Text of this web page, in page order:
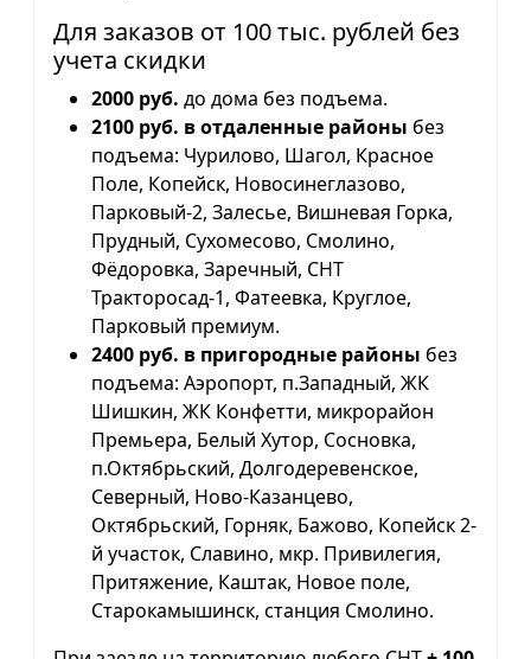
Для заказов от 100 тыс. рублей без
учета скидки
2000 руб. до дома без подъема.
2100 руб. в отдаленные районы без
подъема: Чурилово, Шагол, Красное
Поле, Копейск, Новосинеглазово,
Парковый-2, Залесье, Вишневая Горка,
Прудный, Сухомесово, Смолино,
Фёдоровка, Заречный, СНТ
Тракторосад-1, Фатеевка, Круглое,
Парковый премиум.
2400 руб. в пригородные районы без
подъема: Аэропорт, п.Западный, ЖК
Шишкин, ЖК Конфетти, микрорайон
Премьера, Белый Хутор, Сосновка,
п.Октябрьский, Долгодеревенское,
Северный, Ново-Казанцево,
Октябрьский, Горняк, Бажово, Копейск 2-
й участок, Славино, мкр. Привилегия,
Притяжение, Каштак, Новое поле,
Старокамышинск, станция Смолино.